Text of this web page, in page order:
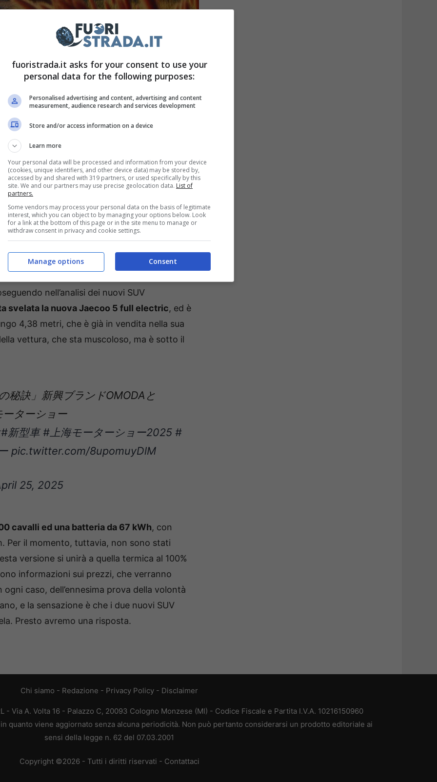
aveva svelato il modello 9 proprio in
attirando le attenzioni di tutti. Dopo
di un sistema ibrido noto come Super
il suo esordio su Omoda 7. Esso porterà
motore 1.5 turbo a benzina, affiancato da
della fase di trazione ed un’altra che si fa
si può caricare anche alle colonnine
ingombrante nel mercato
ibrido le permette di toccare la bellezza di
e che sarebbe già stato
nell’analisi dei nuovi SUV
svelata la nuova Jaecoo 5 full electric, ed è
4,38 metri, che è già in vendita nella sua
vettura, che sta muscoloso, ma è sotto il
秘訣」新興ブランドOMODAと
ターショー
#新型車 #上海モーターショー2025 #
pic.twitter.com/8upomuyDlM
25, 2025
cavalli ed una batteria da 67 kWh, con
Per il momento, tuttavia, non sono stati
versione si unirà a quella termica al 100%
informazioni sui prezzi, che verranno
caso, dell’ennesima prova della volontà
e la sensazione è che i due nuovi SUV
Presto avremo una risposta.
Chi siamo - Redazione - Privacy Policy - Disclaimer
- Via A. Volta 16 - Palazzo C, 20093 Cologno Monzese (MI) - Codice Fiscale e Partita I.V.A. 10216150960
quanto viene aggiornato senza alcuna periodicità. Non può pertanto considerarsi un prodotto editoriale ai
sensi della legge n. 62 del 07.03.2001
Copyright ©2026 - Tutti i diritti riservati - Contattaci
fuoristrada.it asks for your consent to use your
personal data for the following purposes:
Personalised advertising and content, advertising and content
measurement, audience research and services development
Store and/or access information on a device
Learn more
Your personal data will be processed and information from your device
(cookies, unique identifiers, and other device data) may be stored by,
accessed by and shared with 319 partners, or used specifically by this
site. We and our partners may use precise geolocation data. List of
partners.
Some vendors may process your personal data on the basis of legitimate
interest, which you can object to by managing your options below. Look
for a link at the bottom of this page or in the site menu to manage or
withdraw consent in privacy and cookie settings.
Consent
Manage options